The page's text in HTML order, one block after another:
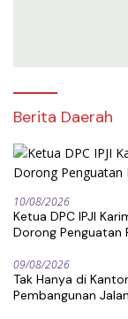
Berita Daerah
10/08/2026
Ketua DPC IPJI
Dorong Penguatan
09/08/2026
Tak Hanya di
Pembangunan